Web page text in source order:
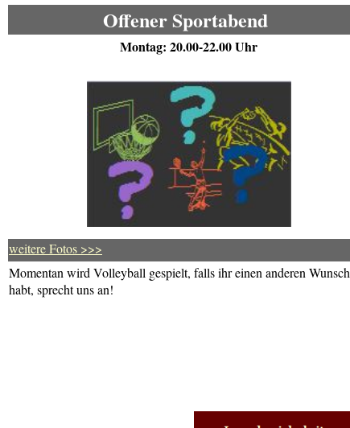
Offener Sportabend
Montag: 20.00-22.00 Uhr
weitere Fotos >>>
Momentan wird Volleyball gespielt, falls ihr einen anderen Wunsch
habt, sprecht uns an!